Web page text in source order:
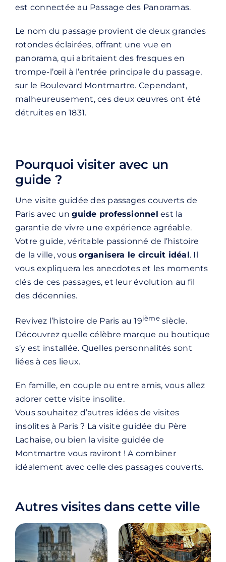
est connectée au Passage des Panoramas.
Le nom du passage provient de deux grandes
rotondes éclairées, offrant une vue en
panorama, qui abritaient des fresques en
trompe-l’œil à l’entrée principale du passage,
sur le Boulevard Montmartre. Cependant,
malheureusement, ces deux œuvres ont été
détruites en 1831.
Pourquoi visiter avec un
guide ?
Une visite guidée des passages couverts de
Paris avec unguide professionnel est la
garantie de vivre une expérience agréable.
Votre guide, véritable passionné de l’histoire
de la ville, vousorganisera le circuit idéal. Il
vous expliquera les anecdotes et les moments
clés de ces passages, et leur évolution au fil
des décennies.
Revivez l’histoire de Paris au 19ièmesiècle.
Découvrez quelle célèbre marque ou boutique
s’y est installée. Quelles personnalités sont
liées à ces lieux.
En famille, en couple ou entre amis, vous allez
adorer cette visite insolite.
Vous souhaitez d’autres idées de visites
insolites à Paris ? La visite guidée du Père
Lachaise, ou bien lavisite guidée de
Montmartre vous raviront ! A combiner
idéalement avec celle des passages couverts.
Autres visites dans cette ville